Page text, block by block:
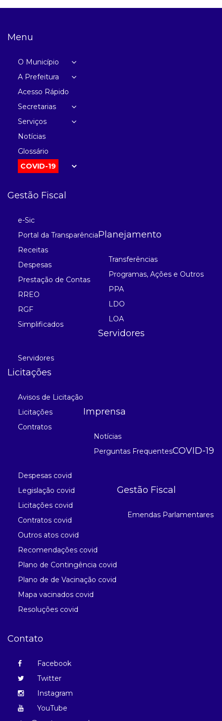
Menu
O Município
A Prefeitura
Acesso Rápido
Secretarias
Serviços
Notícias
Glossário
COVID-19
Gestão Fiscal
e-Sic
Portal da Transparência
Receitas
Despesas
Prestação de Contas
RREO
RGF
Simplificados
Planejamento
Transferências
Programas, Ações e Outros
PPA
LDO
LOA
Servidores
Servidores
Licitações
Avisos de Licitação
Licitações
Contratos
Imprensa
Notícias
Perguntas FrequentesCOVID-19
Despesas covid
Legislação covid
Licitações covid
Contratos covid
Outros atos covid
Recomendações covid
Plano de Contingência covid
Plano de de Vacinação covid
Mapa vacinados covid
Resoluções covid
Gestão Fiscal
Emendas Parlamentares
Contato
Facebook
Twitter
Instagram
YouTube